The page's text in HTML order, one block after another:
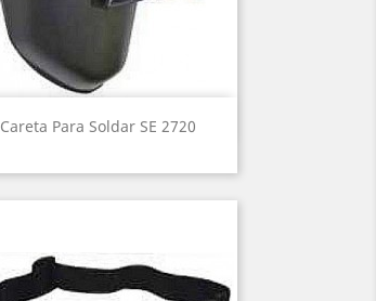
Careta Para Soldar SE 2720
Vista rápida